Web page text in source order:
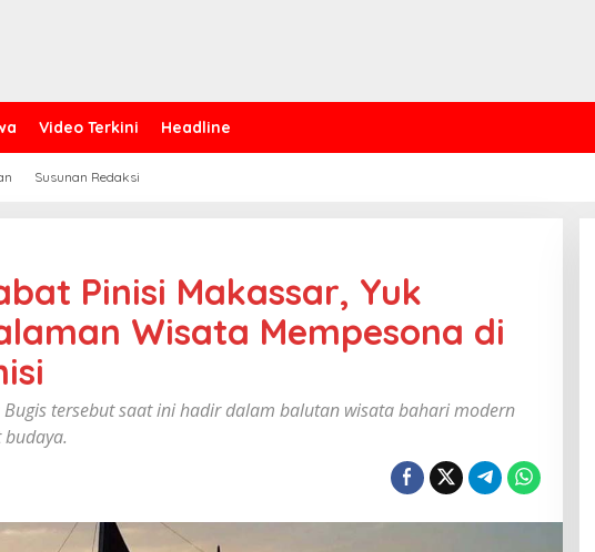
Video Terkini Headline
Susunan Redaksi
Pinisi Makassar, Yuk
Wisata Mempesona di
tersebut saat ini hadir dalam balutan wisata bahari modern